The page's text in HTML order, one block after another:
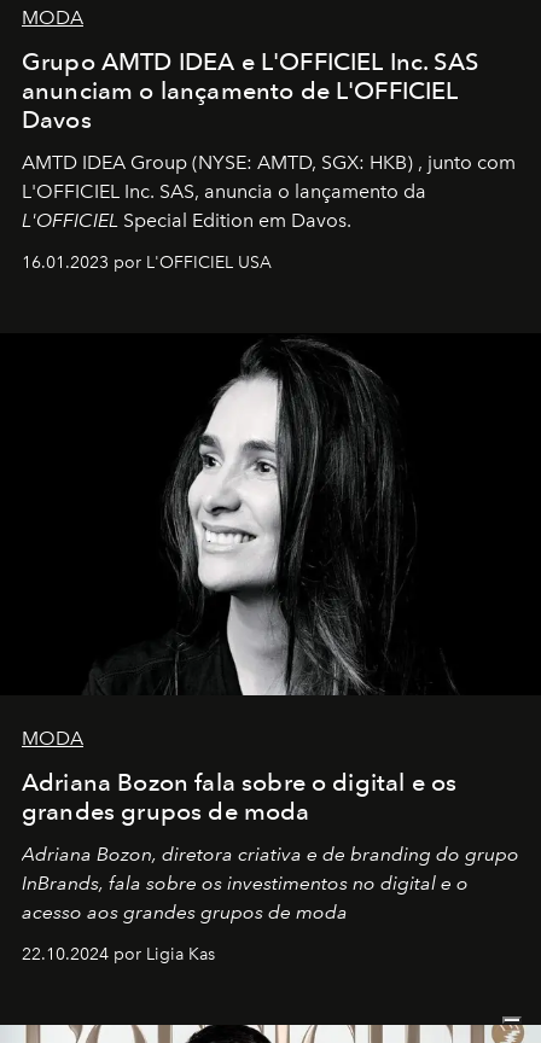
MODA
Grupo AMTD IDEA e L'OFFICIEL Inc. SAS
anunciam o lançamento de L'OFFICIEL
Davos
AMTD IDEA Group (NYSE: AMTD, SGX: HKB) , junto com
L'OFFICIEL Inc. SAS, anuncia o lançamento da
L'OFFICIEL Special Edition em Davos.
16.01.2023 por L'OFFICIEL USA
MODA
Adriana Bozon fala sobre o digital e os
grandes grupos de moda
Adriana Bozon, diretora criativa e de branding do grupo
InBrands, fala sobre os investimentos no digital e o
acesso aos grandes grupos de moda
22.10.2024 por Ligia Kas